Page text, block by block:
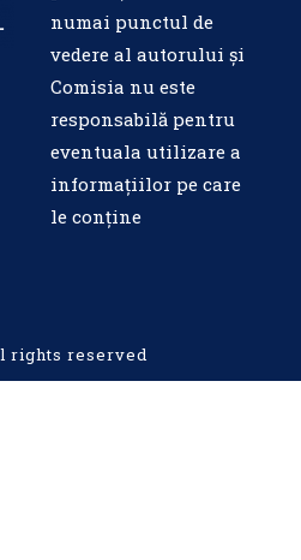
numai punctul de
vedere al autorului și
Comisia nu este
responsabilă pentru
eventuala utilizare a
informațiilor pe care
le conține
rights reserved